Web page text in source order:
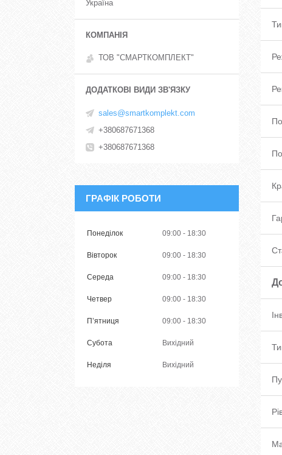
Україна
ТОВ "СМАРТКОМПЛЕКТ"
sales@smartkomplekt.com
+380687671368
+380687671368
ГРАФІК РОБОТИ
Понеділок 09:00 18:30
Вівторок 09:00 18:30
Середа 09:00 18:30
Четвер 09:00 18:30
Пʼятниця 09:00 18:30
Субота Вихідний
Неділя Вихідний